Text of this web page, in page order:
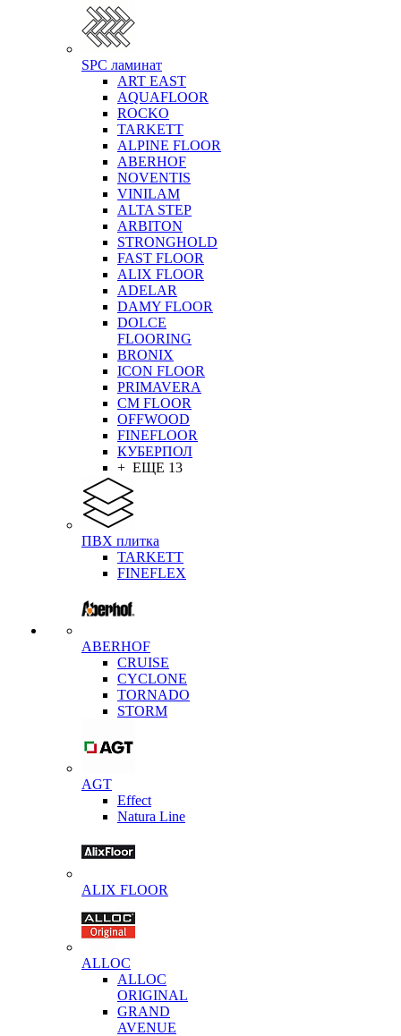
SPC ламинат
ART EAST
AQUAFLOOR
ROCKO
TARKETT
ALPINE FLOOR
ABERHOF
NOVENTIS
VINILAM
ALTA STEP
ARBITON
STRONGHOLD
FAST FLOOR
ALIX FLOOR
ADELAR
DAMY FLOOR
DOLCE
FLOORING
BRONIX
ICON FLOOR
PRIMAVERA
CM FLOOR
OFFWOOD
FINEFLOOR
КУБЕРПОЛ
+ ЕЩЕ 13
ПВХ плитка
TARKETT
FINEFLEX
ABERHOF
CRUISE
CYCLONE
TORNADO
STORM
AGT
Effect
Natura Line
ALIX FLOOR
ALLOC
ALLOC
ORIGINAL
GRAND
AVENUE